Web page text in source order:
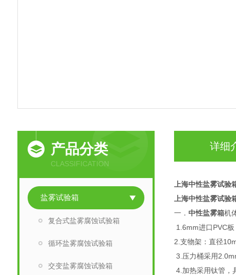
产品分类
CLASSIFICATION
盐雾试验箱
复合式盐雾腐蚀试验箱
循环盐雾腐蚀试验箱
交变盐雾腐蚀试验箱
详细
上海中性盐雾试验
上海中性盐雾试验
一．中性盐雾箱机
1.6mm进
2.支物架：直径
3.压力桶采用
4.加热采用钛管，